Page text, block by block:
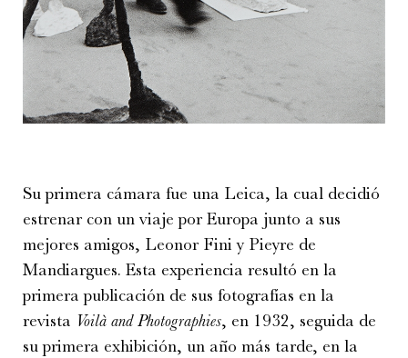
Su primera cámara fue una Leica, la cual decidió
estrenar con un viaje por Europa junto a sus
mejores amigos, Leonor Fini y Pieyre de
Mandiargues. Esta experiencia resultó en la
primera publicación de sus fotografías en la
revista Voilà and Photographies, en 1932, seguida de
su primera exhibición, un año más tarde, en la